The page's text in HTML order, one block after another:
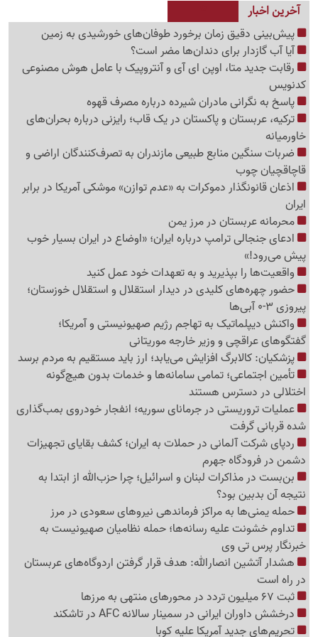
آخرین اخبار
پیش‌بینی دقیق زمان برخورد طوفان‌های خورشیدی به زمین
آیا آب گازدار برای دندان‌ها مضر است؟
رقابت جدید متا، اوپن ای آی و آنتروپیک با عامل هوش مصنوعی
کدنویس
پاسخ به نگرانی مادران شیرده درباره مصرف قهوه
ترکیه، عربستان و پاکستان در یک قاب؛ رایزنی درباره بحران‌های
خاورمیانه
ضربات سنگین منابع طبیعی مازندران به تصرف‌کنندگان اراضی و
قاچاقچیان چوب
اذعان قانونگذار دموکرات به «عدم توازن» موشکی آمریکا در برابر
ایران
محرمانه عربستان در مرز یمن
ادعای جنجالی ترامپ درباره ایران؛ «اوضاع در ایران بسیار خوب
پیش می‌رود!»
واقعیت‌ها را بپذیرید و به تعهدات خود عمل کنید
حضور چهره‌های کلیدی در دیدار استقلال و استقلال خوزستان؛
پیروزی 3-0 آبی‌ها
واکنش دیپلماتیک به تهاجم رژیم صهیونیستی و آمریکا؛
گفتگوهای عراقچی و وزیر خارجه موریتانی
پزشکیان: کالابرگ افزایش می‌یابد؛ ارز باید مستقیم به مردم برسد
تأمین اجتماعی؛ تمامی سامانه‌ها و خدمات بدون هیچ‌گونه
اختلالی در دسترس هستند
عملیات تروریستی در جرمانای سوریه؛ انفجار خودروی بمب‌گذاری
شده قربانی گرفت
ردپای شرکت آلمانی در حملات به ایران؛ کشف بقایای تجهیزات
دشمن در فرودگاه جهرم
بن‌بست در مذاکرات لبنان و اسرائیل؛ چرا حزب‌الله از ابتدا به
نتیجه آن بدبین بود؟
حمله یمنی‌ها به مراکز فرماندهی نیروهای سعودی در مرز
تداوم خشونت علیه رسانه‌ها؛ حمله نظامیان صهیونیست به
خبرنگار پرس تی وی
هشدار آتشین انصارالله: هدف قرار گرفتن اردوگاه‌های عربستان
در راه است
ثبت 67 میلیون تردد در محورهای منتهی به مرزها
درخشش داوران ایرانی در سمینار سالانه AFC در تاشکند
تحریم‌های جدید آمریکا علیه کوبا